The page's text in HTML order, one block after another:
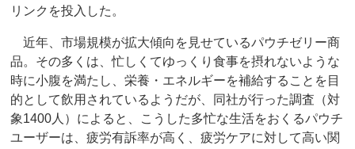
リンクを投入した。
近年、市場規模が拡大傾向を見せているパウチゼリー商
品。その多くは、忙しくてゆっくり食事を摂れないような
時に小腹を満たし、栄養・エネルギーを補給することを目
的として飲用されているようだが、同社が行った調査（対
象1400人）によると、こうした多忙な生活をおくるパウチ
ユーザーは、疲労有訴率が高く、疲労ケアに対して高い関